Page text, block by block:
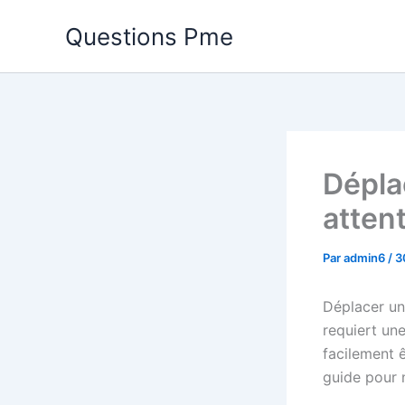
Questions Pme
Paradmin6 /
Déplacer
requiert
facilement
guide pour